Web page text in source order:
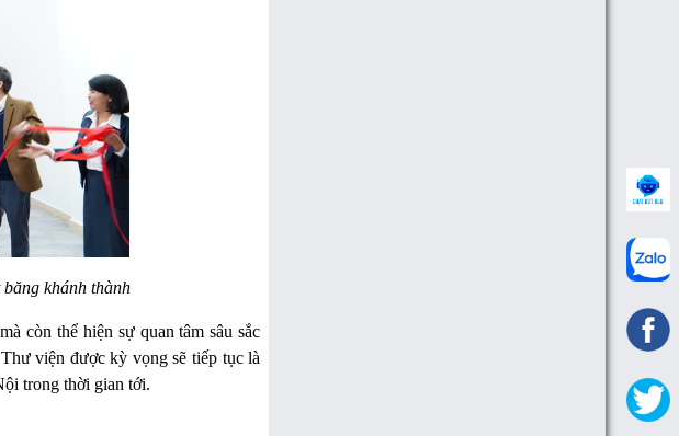
khánh thành
còn thể hiện sự quan tâm sâu sắc
viện được kỳ vọng sẽ tiếp tục là
trong thời gian tới.